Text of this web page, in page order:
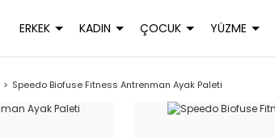
ERKEK KADIN ÇOCUK YÜZME
Speedo Biofuse Fitness Antrenman Ayak Paleti